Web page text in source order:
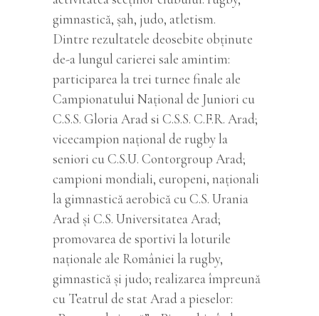
gimnastică, șah, judo, atletism.
Dintre rezultatele deosebite obţinute
de-a lungul carierei sale amintim:
participarea la trei turnee finale ale
Campionatului Național de Juniori cu
C.S.S. Gloria Arad si C.S.S. C.F.R. Arad;
vicecampion național de rugby la
seniori cu C.S.U. Contorgroup Arad;
campioni mondiali, europeni, naționali
la gimnastică aerobică cu C.S. Urania
Arad și C.S. Universitatea Arad;
promovarea de sportivi la loturile
naționale ale României la rugby,
gimnastică și judo; realizarea împreună
cu Teatrul de stat Arad a pieselor: